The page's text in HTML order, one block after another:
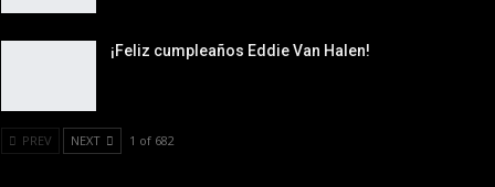
¡Feliz cumpleaños Eddie Van Halen!
PREV NEXT 1 of 682